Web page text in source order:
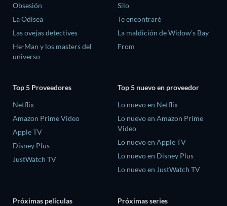
Obsesión
La Odisea
Las ovejas detectives
He-Man y los masters del
universo
Silo
Te encontraré
La maldición de Widow's Bay
From
Top 5 Proveedores
Netflix
Amazon Prime Video
Apple TV
Disney Plus
JustWatch TV
Top 5 nuevo en proveedor
Lo nuevo en Netflix
Lo nuevo en Amazon Prime
Video
Lo nuevo en Apple TV
Lo nuevo en Disney Plus
Lo nuevo en JustWatch TV
Próximas películas Próximas series